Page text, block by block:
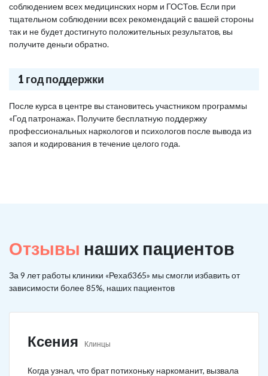
соблюдением всех медицинских норм и ГОСТов. Если при
тщательном соблюдении всех рекомендаций с вашей стороны
так и не будет достигнуто положительных результатов, вы
получите деньги обратно.
1 год поддержки
После курса в центре вы становитесь участником программы
«Год патронажа». Получите бесплатную поддержку
профессиональных наркологов и психологов после вывода из
запоя и кодирования в течение целого года.
Отзывы наших пациентов
За 9 лет работы клиники «Рехаб365» мы смогли избавить от
зависимости более 85%, наших пациентов
Ксения Клинцы
Когда узнал, что брат потихоньку наркоманит, вызвала